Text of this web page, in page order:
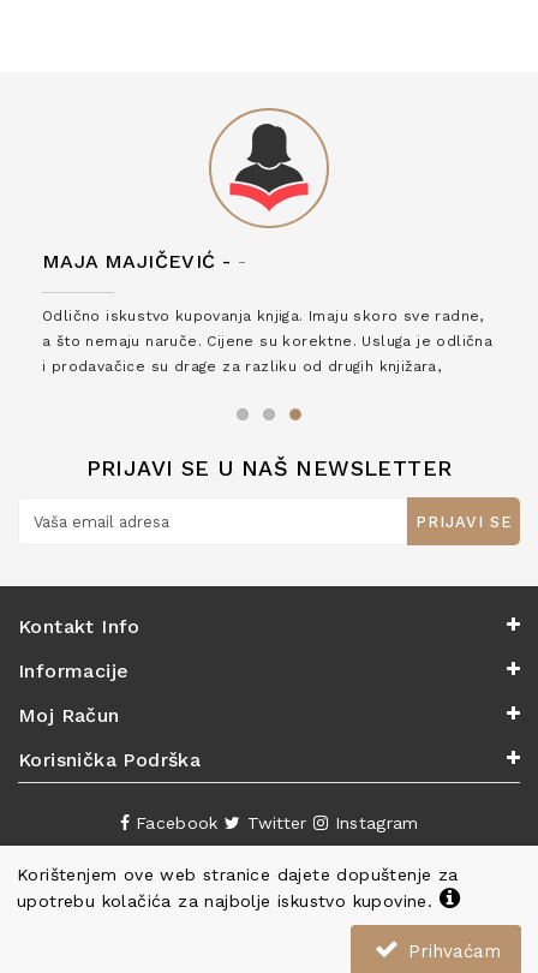
Korištenjem ove web stranice dajete dopuštenje za
upotrebu kolačića za najbolje iskustvo kupovine.
Prihvaćam
MAJA MAJIČEVIĆ - -
Odlično iskustvo kupovanja knjiga. Imaju skoro sve radne,
a što nemaju naruče. Cijene su korektne. Usluga je odlična
i prodavačice su drage za razliku od drugih knjižara,
PRIJAVI SE U NAŠ NEWSLETTER
PRIJAVI SE
Kontakt Info
Informacije
Moj Račun
Korisnička Podrška
Facebook Twitter Instagram